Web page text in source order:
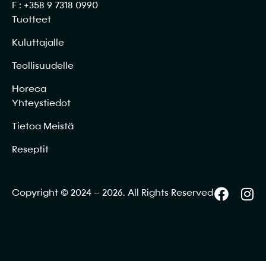
F : +358 9 7318 0990
Tuotteet
Kuluttajalle
Teollisuudelle
Horeca
Yhteystiedot
Tietoa Meistä
Reseptit
Copyright © 2024 – 2026. All Rights Reserved